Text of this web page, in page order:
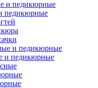
педикюрные
и педикюрные